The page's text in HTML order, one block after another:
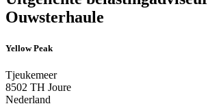
Ouwsterhaule
Yellow Peak
Tjeukemeer
8502 TH Joure
Nederland